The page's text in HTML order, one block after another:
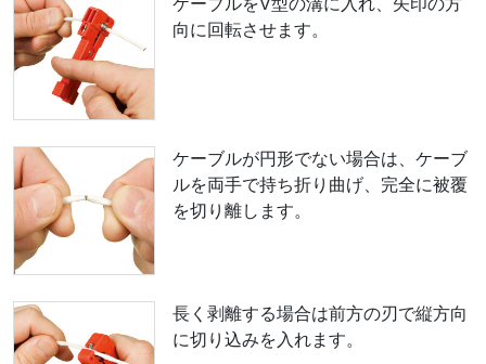
ケーブルをV型の溝に入れ、矢印の方
向に回転させます。
ケーブルが円形でない場合は、ケーブ
ルを両手で持ち折り曲げ、完全に被覆
を切り離します。
長く剥離する場合は前方の刃で縦方向
に切り込みを入れます。